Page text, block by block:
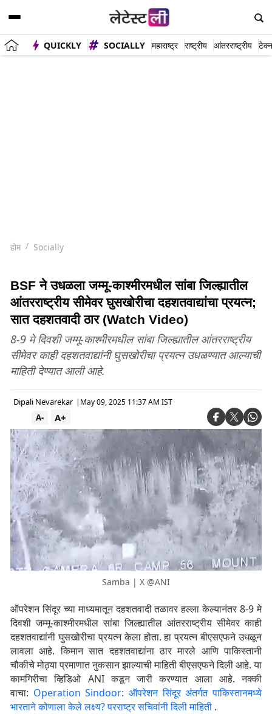
QUICKLY SOCIALLY महाराष्ट्र राष्ट्रीय आंतरराष्ट्रीय
होम Socially
BSF ने उधळला जम्मू-काश्मीरमधील सांबा जिल्ह्यातील
आंतरराष्ट्रीय सीमेवर घुसखोरीचा दहशतवाद्यांचा प्रयत्न;
सात दहशतवादी ठार (Watch Video)
8-9 मे दिवशी जम्मू-काश्मीरमधील सांबा जिल्ह्यातील आंतरराष्ट्रीय
सीमेवर काही दहशतवाद्यांनी घुसखोरीचा प्रयत्न उधळण्यात आल्याची
माहिती देण्यात आली आहे.
Dipali Nevarekar | May 09, 2025 11:37 AM IST
A+
A-
Samba | X @ANI
ऑपरेशन सिंदूर च्या माध्यमातून दहशतवादी तळावर हल्ला केल्यानंतर 8-9 मे
दिवशी जम्मू-काश्मीरमधील सांबा जिल्ह्यातील आंतरराष्ट्रीय सीमेवर काही
दहशतवाद्यांनी घुसखोरीचा प्रयत्न केला होता. हा प्रयत्न बीएसएफने उधळून
लावला आहे. किमान सात दहशतवाद्यांना ठार मारले आणि पाकिस्तानी
चौकीचे मोठ्या प्रमाणात नुकसान झाल्याची माहिती बीएसएफने दिली आहे. या
कामगिरीचा व्हिडिओ ANI कडून जारी करण्यात आला आहे. नक्की
वाचा: Operation Sindoor: ऑपरेशन सिंदूर अंतर्गत पाकिस्तानमध्ये
भारताने कोणाला केले लक्ष्य? परराष्ट्र सचिवांनी दिली माहिती .